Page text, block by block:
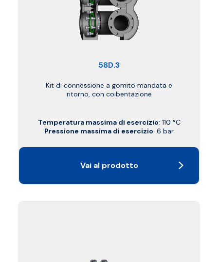
58D.3
Kit di connessione a gomito mandata e
ritorno, con coibentazione
Temperatura massima di esercizio: 110 °C
Pressione massima di esercizio: 6 bar
Vai al prodotto